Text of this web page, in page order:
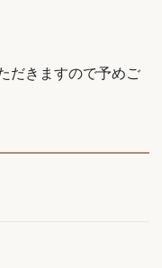
だきますので予めご